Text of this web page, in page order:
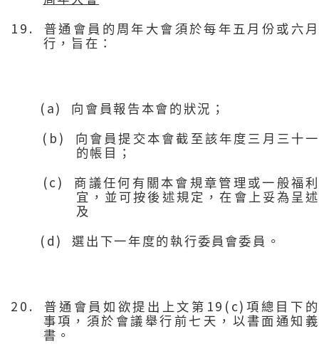
19. 普通會員的周年大會須於每年五月份 或六
行，旨在：
(a) 向會員報告本會的狀況；
(b)
向會員提交本會截至該年度三月三十
的帳目；
(c)
商議任何有關本會規章管理或一般福
宜，並可按後述規定，在會上妥為呈
及
(d)選出下一年度的執行委員會委員。
20. 普通會員如欲提出上文第 19(c) 項總目下
事項，須於會議舉行前七天，以書面通知
書。